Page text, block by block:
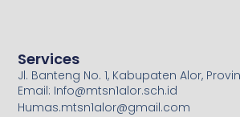
Services
Jl. Banteng No. 1, Kabupaten Alor,
Email: Info@mtsn1alor.sch.id
Humas.mtsn1alor@gmail.com